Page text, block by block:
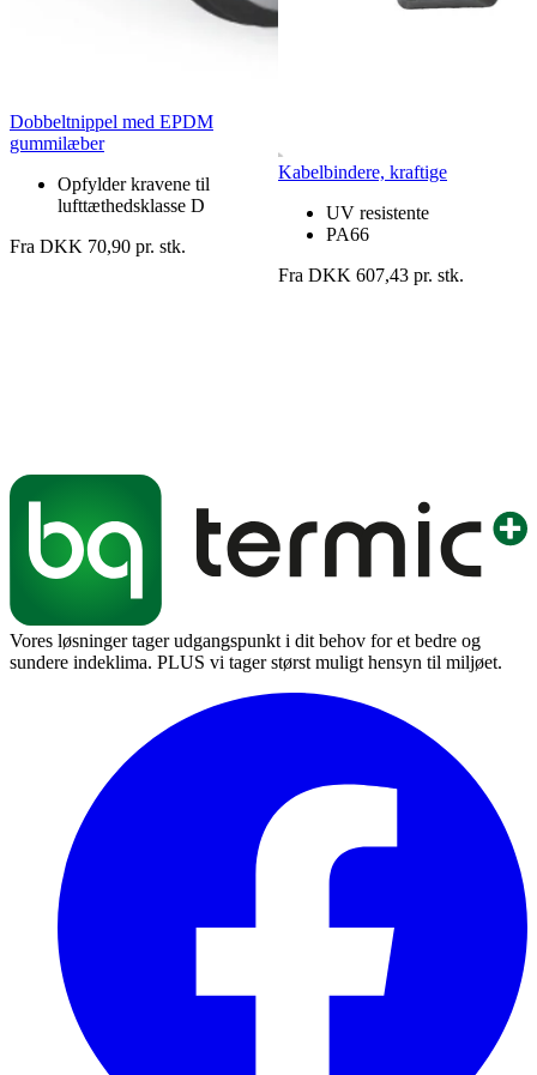
Dobbeltnippel med EPDM
gummilæber
Opfylder kravene til
lufttæthedsklasse D
Fra DKK 70,90 pr. stk.
Kabelbindere, kraftige
UV resistente
PA66
Fra DKK 607,43 pr. stk.
Vores løsninger tager udgangspunkt i dit behov for et bedre og
sundere indeklima. PLUS vi tager størst muligt hensyn til miljøet.